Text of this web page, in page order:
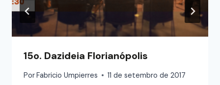
15o. Dazideia Florianópolis
PorFabricio Umpierres 11 de setembro de 2017